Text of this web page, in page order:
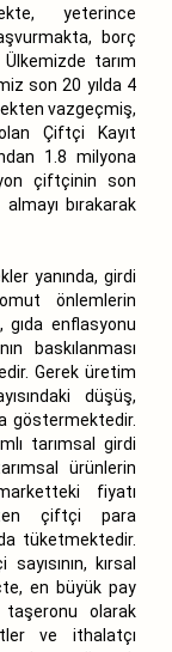
yeterince
borç
tarım
son 20 yılda 4
vazgeçmiş,
Çiftçi Kayıt
1.8 milyona
çiftçinin son
bırakarak
yanında, girdi
önlemlerin
gıda enflasyonu
baskılanması
Gerek üretim
düşüş,
göstermektedir.
tarımsal girdi
ürünlerin
fiyatı
çiftçi para
tüketmektedir.
kırsal
en büyük pay
olarak
ve ithalatçı